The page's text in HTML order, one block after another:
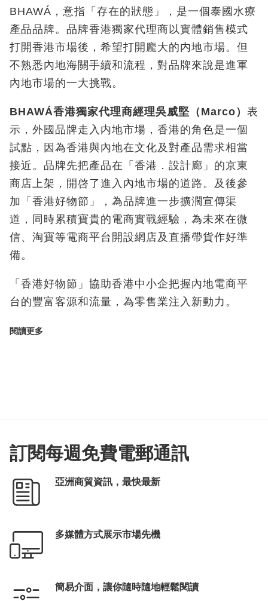
BHAWÁ，意指「存在的狀態」，是一個泰國水療
產品品牌。品牌香港獨家代理商以實體銷售模式
打開香港市場後，希望打開龐大的内地市場。但
不熟悉內地海關手續和流程，對品牌來說是進軍
內地市場的一大挑戰。
BHAWÁ香港獨家代理商經理吳威堅（ Marco） 表
示，外國品牌走入内地市場，香港的角色是一個
試點，因為香港與內地在文化及對產品需求相當
接近。品牌先把產品在「香港．設計廊」的京東
商店上架，開啓了進入內地市場的道路。及後參
加「香港好物節」，為品牌進一步擴濶宣傳渠
道，同時累積寶貴的電商實戰經驗，為未來在微
信、淘寶等電商平台開設網店及直播帶貨作好準
備。
「香港好物節」協助香港中小企把握內地電商平
台的豐富客源和流量，為零售業注入新動力。
閱讀更多
訂閱每週免費電郵通訊
亞洲商貿資訊，最快最新
多媒體方式展示市場先機
簡易介面，讓你隨時隨地輕鬆閱讀